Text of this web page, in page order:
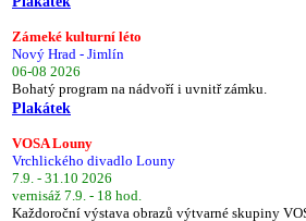
Zámeké kulturní léto
Nový Hrad - Jimlín
06-08 2026
Bohatý program na nádvoří i uvnitř zámku.
Plakátek
VOSA Louny
Vrchlického divadlo Louny
7.9. - 31.10 2026
vernisáž 7.9. - 18 hod.
Každoroční výstava obrazů výtvarné skupiny